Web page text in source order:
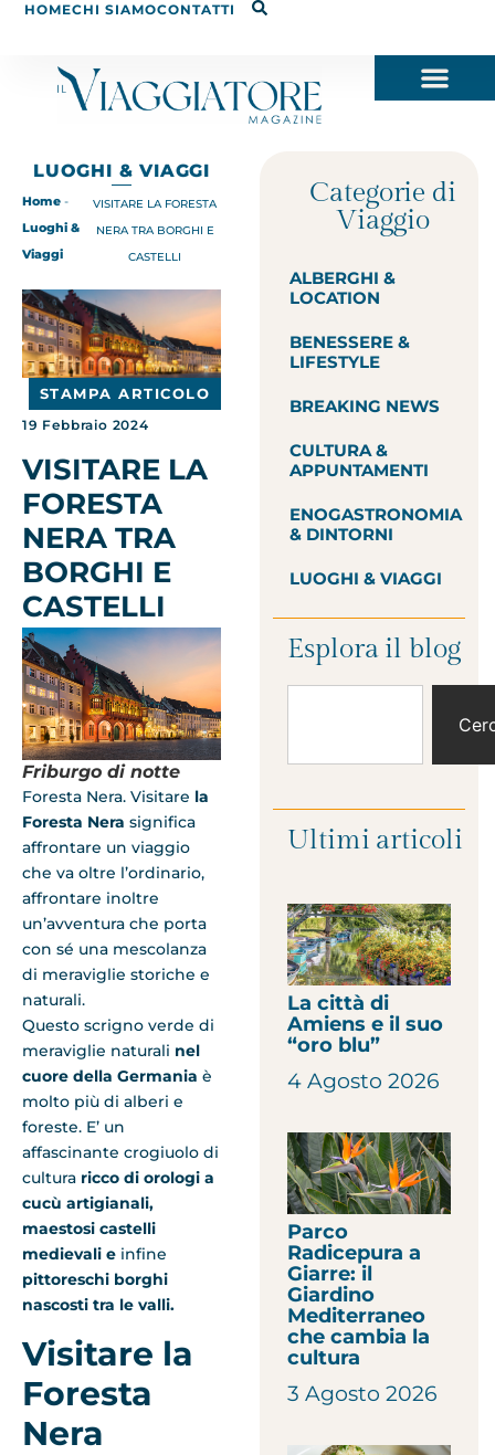
HOMECHI SIAMOCONTATTI
LUOGHI & VIAGGI
Home -
Luoghi &
Viaggi
VISITARE LA FORESTA
NERA TRA BORGHI E
CASTELLI
STAMPA ARTICOLO
19 Febbraio 2024
VISITARE LA
FORESTA
NERA TRA
BORGHI E
CASTELLI
Friburgo di notte
Foresta Nera. Visitare la
Foresta Nera significa
affrontare un viaggio
che va oltre l’ordinario,
affrontare inoltre
un’avventura che porta
con sé una mescolanza
di meraviglie storiche e
naturali.
Questo scrigno verde di
meraviglie naturali nel
cuore della Germania è
molto più di alberi e
foreste. E’ un
affascinante crogiuolo di
cultura ricco di orologi a
cucù artigianali,
maestosi castelli
medievali e infine
pittoreschi borghi
nascosti tra le valli.
Visitare la
Foresta
Nera
Categorie di
Viaggio
ALBERGHI &
LOCATION
BENESSERE &
LIFESTYLE
BREAKING NEWS
CULTURA &
APPUNTAMENTI
ENOGASTRONOMIA
& DINTORNI
LUOGHI & VIAGGI
Esplora il blog
Ultimi articoli
La città di
Amiens e il suo
“oro blu”
4 Agosto 2026
Parco
Radicepura a
Giarre: il
Giardino
Mediterraneo
che cambia la
cultura
3 Agosto 2026